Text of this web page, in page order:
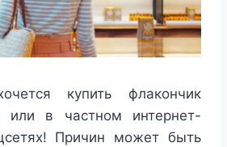
купить флакончик
или в частном интернет-
Причин может быть